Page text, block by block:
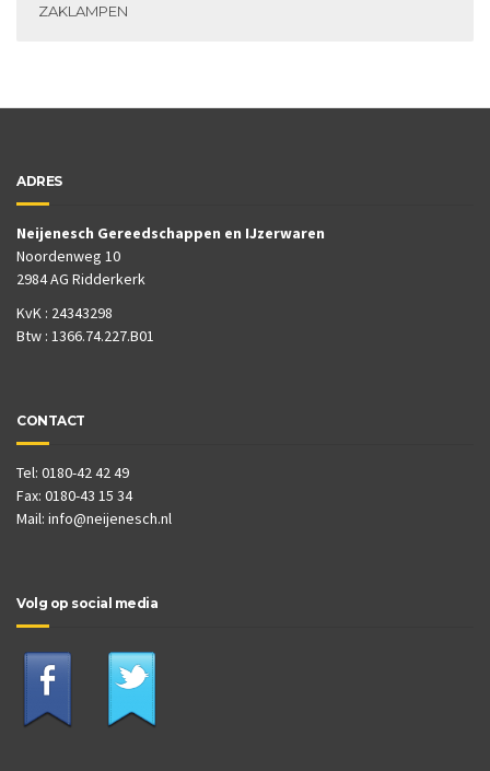
ZAKLAMPEN
ADRES
Neijenesch Gereedschappen en IJzerwaren
Noordenweg 10
2984 AG Ridderkerk
KvK : 24343298
Btw : 1366.74.227.B01
CONTACT
Tel: 0180-42 42 49
Fax: 0180-43 15 34
Mail: info@neijenesch.nl
Volg op social media